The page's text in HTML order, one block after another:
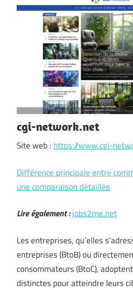
cgi-network.net
Site web : https://www.cgi-
Différence principale entre
une comparaison détaillée
Lire également :jobs2me.net
Les entreprises, qu’elles
entreprises (BtoB) ou
consommateurs (BtoC),
distinctes pour atteindre leurs